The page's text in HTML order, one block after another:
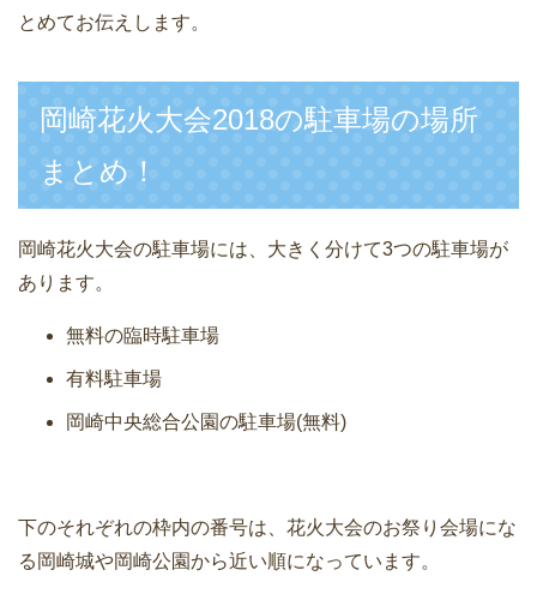
とめてお伝えします。
岡崎花火大会2018の駐車場の場所
まとめ！
岡崎花火大会の駐車場には、大きく分けて3つの駐車場が
あります。
無料の臨時駐車場
有料駐車場
岡崎中央総合公園の駐車場(無料)
下のそれぞれの枠内の番号は、花火大会のお祭り会場にな
る岡崎城や岡崎公園から近い順になっています。